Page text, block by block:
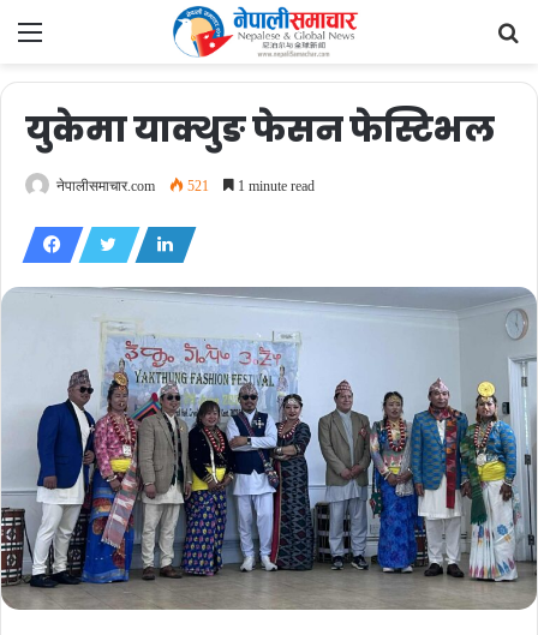
Menu
युकेमा याक्थुङ फेसन फेस्टिभल
नेपालीसमाचार.com 521 1 minute read